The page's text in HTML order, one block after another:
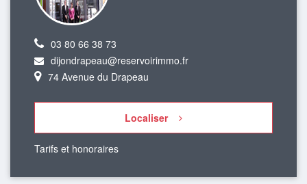
03 80 66 38 73
dijondrapeau@reservoirimmo.fr
74 Avenue du Drapeau
Localiser
Tarifs et honoraires